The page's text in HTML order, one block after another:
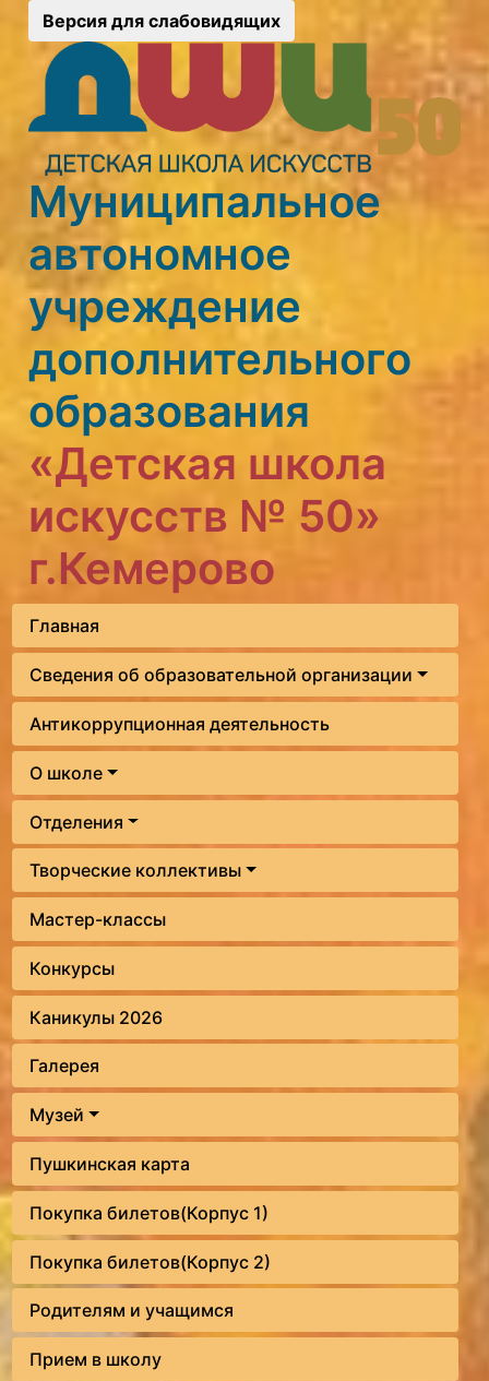
Версия для слабовидящих
Муниципальное
автономное
учреждение
дополнительного
образования
«Детская школа
искусств № 50»
г.Кемерово
Главная
Сведения об образовательной организации
Антикоррупционная деятельность
О школе
Отделения
Творческие коллективы
Мастер-классы
Конкурсы
Каникулы 2026
Галерея
Музей
Пушкинская карта
Покупка билетов(Корпус 1)
Покупка билетов(Корпус 2)
Родителям и учащимся
Прием в школу